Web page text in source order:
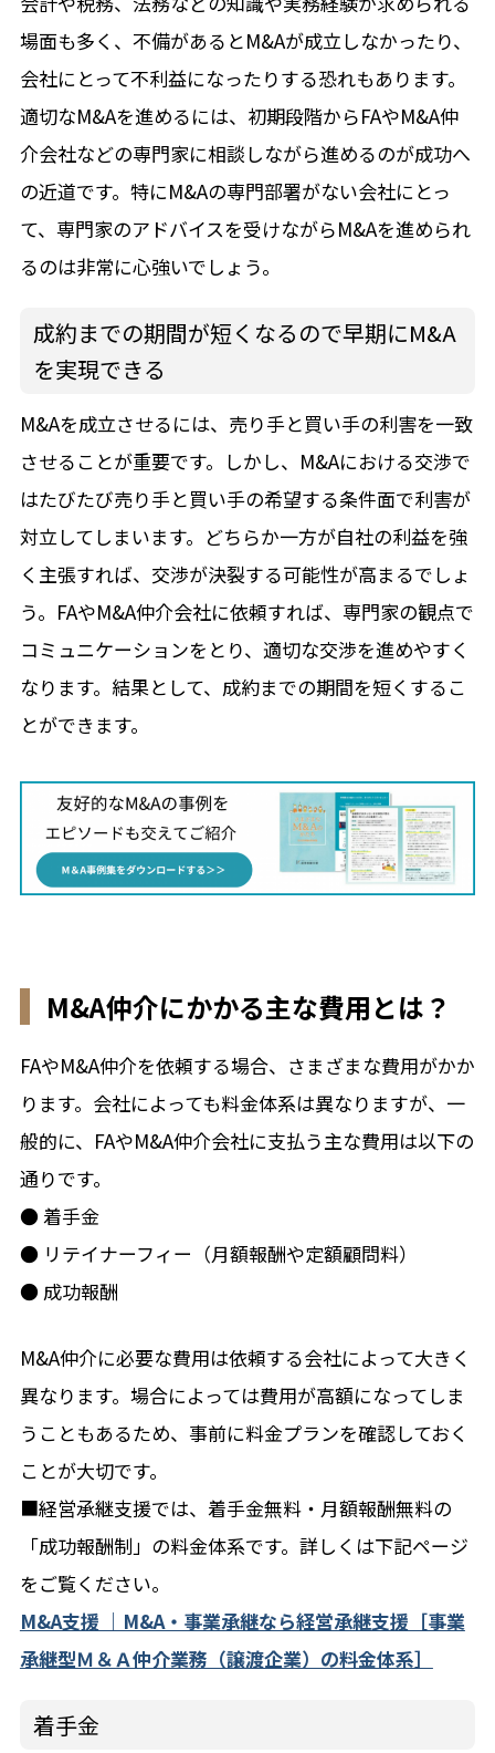
場面も多く、不備があるとM&Aが成立しなかったり、
会社にとって不利益になったりする恐れもあります。
適切なM&Aを進めるには、初期段階からFAやM&A仲
介会社などの専門家に相談しながら進めるのが成功へ
の近道です。特にM&Aの専門部署がない会社にとっ
て、専門家のアドバイスを受けながらM&Aを進められ
るのは非常に心強いでしょう。
成約までの期間が短くなるので早期にM&A
を実現できる
M&Aを成立させるには、売り手と買い手の利害を一致
させることが重要です。しかし、M&Aにおける交渉で
はたびたび売り手と買い手の希望する条件面で利害が
対立してしまいます。どちらか一方が自社の利益を強
く主張すれば、交渉が決裂する可能性が高まるでしょ
う。FAやM&A仲介会社に依頼すれば、専門家の観点で
コミュニケーションをとり、適切な交渉を進めやすく
なります。結果として、成約までの期間を短くするこ
とができます。
M&A仲介にかかる主な費用とは？
FAやM&A仲介を依頼する場合、さまざまな費用がかか
ります。会社によっても料金体系は異なりますが、一
般的に、FAやM&A仲介会社に支払う主な費用は以下の
通りです。
● 着手金
● リテイナーフィー（月額報酬や定額顧問料）
● 成功報酬
M&A仲介に必要な費用は依頼する会社によって大きく
異なります。場合によっては費用が高額になってしま
うこともあるため、事前に料金プランを確認しておく
ことが大切です。
■経営承継支援では、着手金無料・月額報酬無料の
「成功報酬制」の料金体系です。詳しくは下記ページ
をご覧ください。
M&A支援 ｜M&A・事業承継なら経営承継支援［事業
承継型Ｍ＆Ａ仲介業務（譲渡企業）の料金体系］
着手金